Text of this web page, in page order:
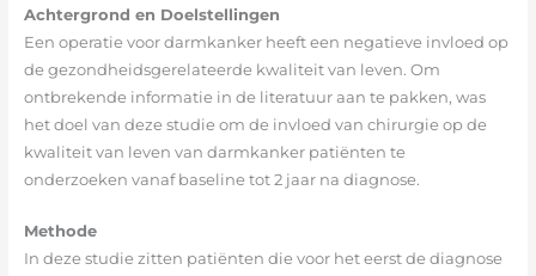
Achtergrond en Doelstellingen
Een operatie voor darmkanker heeft een negatieve invloed op
de gezondheidsgerelateerde kwaliteit van leven. Om
ontbrekende informatie in de literatuur aan te pakken, was
het doel van deze studie om de invloed van chirurgie op de
kwaliteit van leven van darmkanker patiënten te
onderzoeken vanaf baseline tot 2 jaar na diagnose.
Methode
In deze studie zitten patiënten die voor het eerst de diagnose